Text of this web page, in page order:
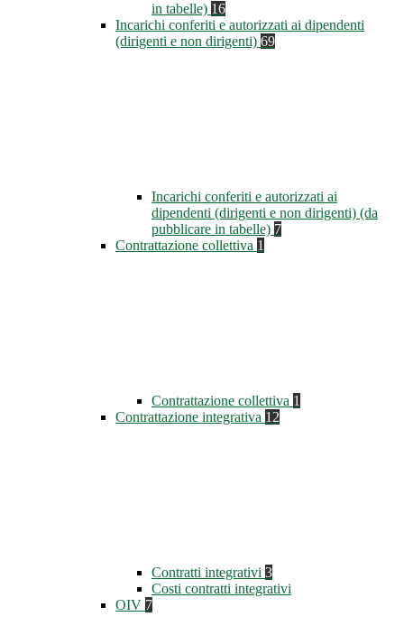
in tabelle) 16
Incarichi conferiti e autorizzati ai dipendenti
(dirigenti e non dirigenti) 69
Incarichi conferiti e autorizzati ai
dipendenti (dirigenti e non dirigenti) (da
pubblicare in tabelle) 7
Contrattazione collettiva 1
Contrattazione collettiva 1
Contrattazione integrativa 12
Contratti integrativi 3
Costi contratti integrativi
OIV 7